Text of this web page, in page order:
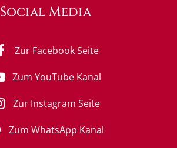
Social Media
Zur Facebook Seite
Zum YouTube Kanal
Zur Instagram Seite
Zum WhatsApp Kanal